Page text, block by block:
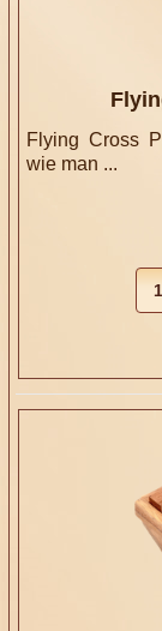
Flying Cross
wie man ...